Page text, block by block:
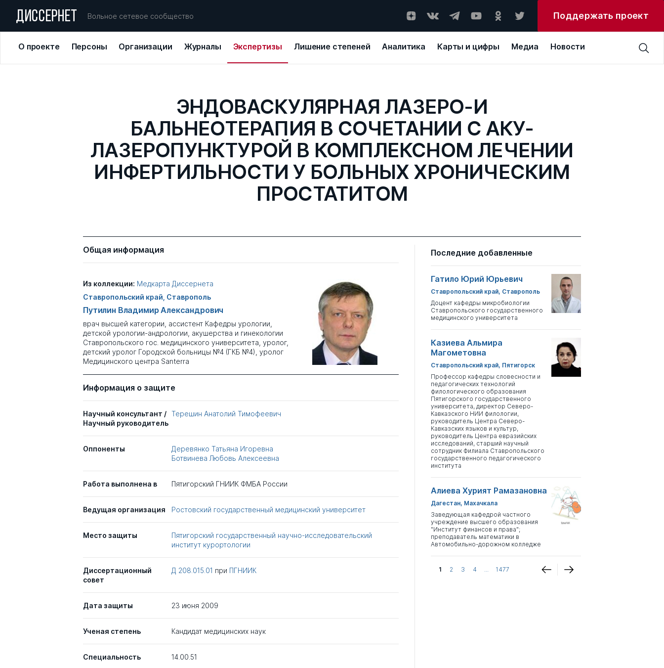
ДИССЕРНЕТ Вольное сетевое сообщество Поддержать проект
О проекте Персоны Организации Журналы Экспертизы Лишение степеней Аналитика Карты и цифры Медиа Новости
ЭНДОВАСКУЛЯРНАЯ ЛАЗЕРО-И
БАЛЬНЕОТЕРАПИЯ В СОЧЕТАНИИ С АКУ-
ЛАЗЕРОПУНКТУРОЙ В КОМПЛЕКСНОМ ЛЕЧЕНИИ
ИНФЕРТИЛЬНОСТИ У БОЛЬНЫХ ХРОНИЧЕСКИМ
ПРОСТАТИТОМ
Общая информация
Из коллекции: Медкарта Диссернета
Ставропольский край, Ставрополь
Путилин Владимир Александрович
врач высшей категории, ассистент Кафедры урологии,
детской урологии-андрологии, акушерства и гинекологии
Ставропольского гос. медицинского университета, уролог,
детский уролог Городской больницы №4 (ГКБ №4), уролог
Медицинского центра Santerra
Информация о защите
Научный консультант /
Научный руководитель
Терешин Анатолий Тимофеевич
Оппоненты
Деревянко Татьяна Игоревна
Ботвинева Любовь Алексеевна
Работа выполнена в Пятигорский ГНИИК ФМБА России
Ведущая организация Ростовский государственный медицинский университет
Место защиты
Пятигорский государственный научно-исследовательский
институт курортологии
Диссертационный
совет
Д 208.015.01 при ПГНИИК
Дата защиты 23 июня 2009
Ученая степень Кандидат медицинских наук
Специальность 14.00.51
Последние добавленные
Гатило Юрий Юрьевич
Ставропольский край, Ставрополь
Доцент кафедры микробиологии
Ставропольского государственного
медицинского университета
Казиева Альмира
Магометовна
Ставропольский край, Пятигорск
Профессор кафедры словесности и
педагогических технологий
филологического образования
Пятигорского государственного
университета, директор Северо-
Кавказского НИИ филологии,
руководитель Центра Северо-
Кавказских языков и культур,
руководитель Центра евразийских
исследований, старший научный
сотрудник Филиала Ставропольского
государственного педагогического
института
Алиева Хурият Рамазановна
Дагестан, Махачкала
Заведующая кафедрой частного
учреждение высшего образования
"Институт финансов и права";
преподаватель математики в
Автомобильно-дорожном колледже
1 2 3 4 ... 1477